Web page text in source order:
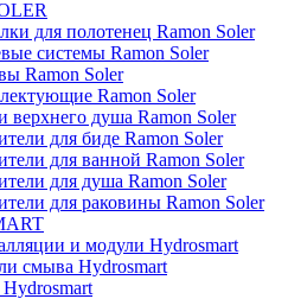
для полотенец Ramon Soler
системы Ramon Soler
Ramon Soler
Ramon Soler
верхнего душа Ramon Soler
для биде Ramon Soler
для ванной Ramon Soler
для душа Ramon Soler
для раковины Ramon Soler
и модули Hydrosmart
смыва Hydrosmart